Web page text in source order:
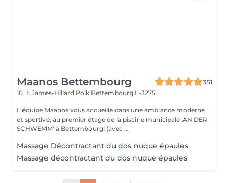
Maanos Bettembourg
351
10, r. James-Hillard Polk Bettembourg L-3275
L'équipe Maanos vous accueille dans une ambiance moderne
et sportive, au premier étage de la piscine municipale 'AN DER
SCHWEMM' à Bettembourg! (avec ...
Massage Décontractant du dos nuque épaules
Massage décontractant du dos nuque épaules